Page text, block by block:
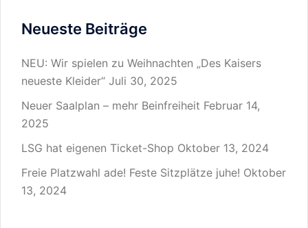
Neueste Beiträge
NEU: Wir spielen zu Weihnachten „Des Kaisers
neueste Kleider“ Juli 30, 2025
Neuer Saalplan – mehr Beinfreiheit Februar 14,
2025
LSG hat eigenen Ticket-Shop Oktober 13, 2024
Freie Platzwahl ade! Feste Sitzplätze juhe! Oktober
13, 2024